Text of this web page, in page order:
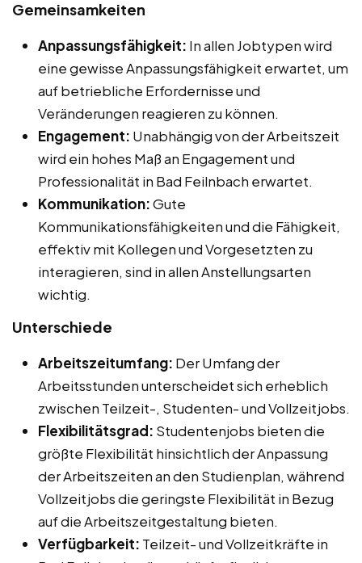
Gemeinsamkeiten
Anpassungsfähigkeit: In allen Jobtypen wird
eine gewisse Anpassungsfähigkeit erwartet, um
auf betriebliche Erfordernisse und
Veränderungen reagieren zu können.
Engagement: Unabhängig von der Arbeitszeit
wird ein hohes Maß an Engagement und
Professionalität in Bad Feilnbach erwartet.
Kommunikation:Gute
Kommunikationsfähigkeiten und die Fähigkeit,
effektiv mit Kollegen und Vorgesetzten zu
interagieren, sind in allen Anstellungsarten
wichtig.
Unterschiede
Arbeitszeitumfang: Der Umfang der
Arbeitsstunden unterscheidet sich erheblich
zwischen Teilzeit-, Studenten- und Vollzeitjobs.
Flexibilitätsgrad: Studentenjobs bieten die
größte Flexibilität hinsichtlich der Anpassung
der Arbeitszeiten an den Studienplan, während
Vollzeitjobs die geringste Flexibilität in Bezug
auf die Arbeitszeitgestaltung bieten.
Verfügbarkeit: Teilzeit- und Vollzeitkräfte in